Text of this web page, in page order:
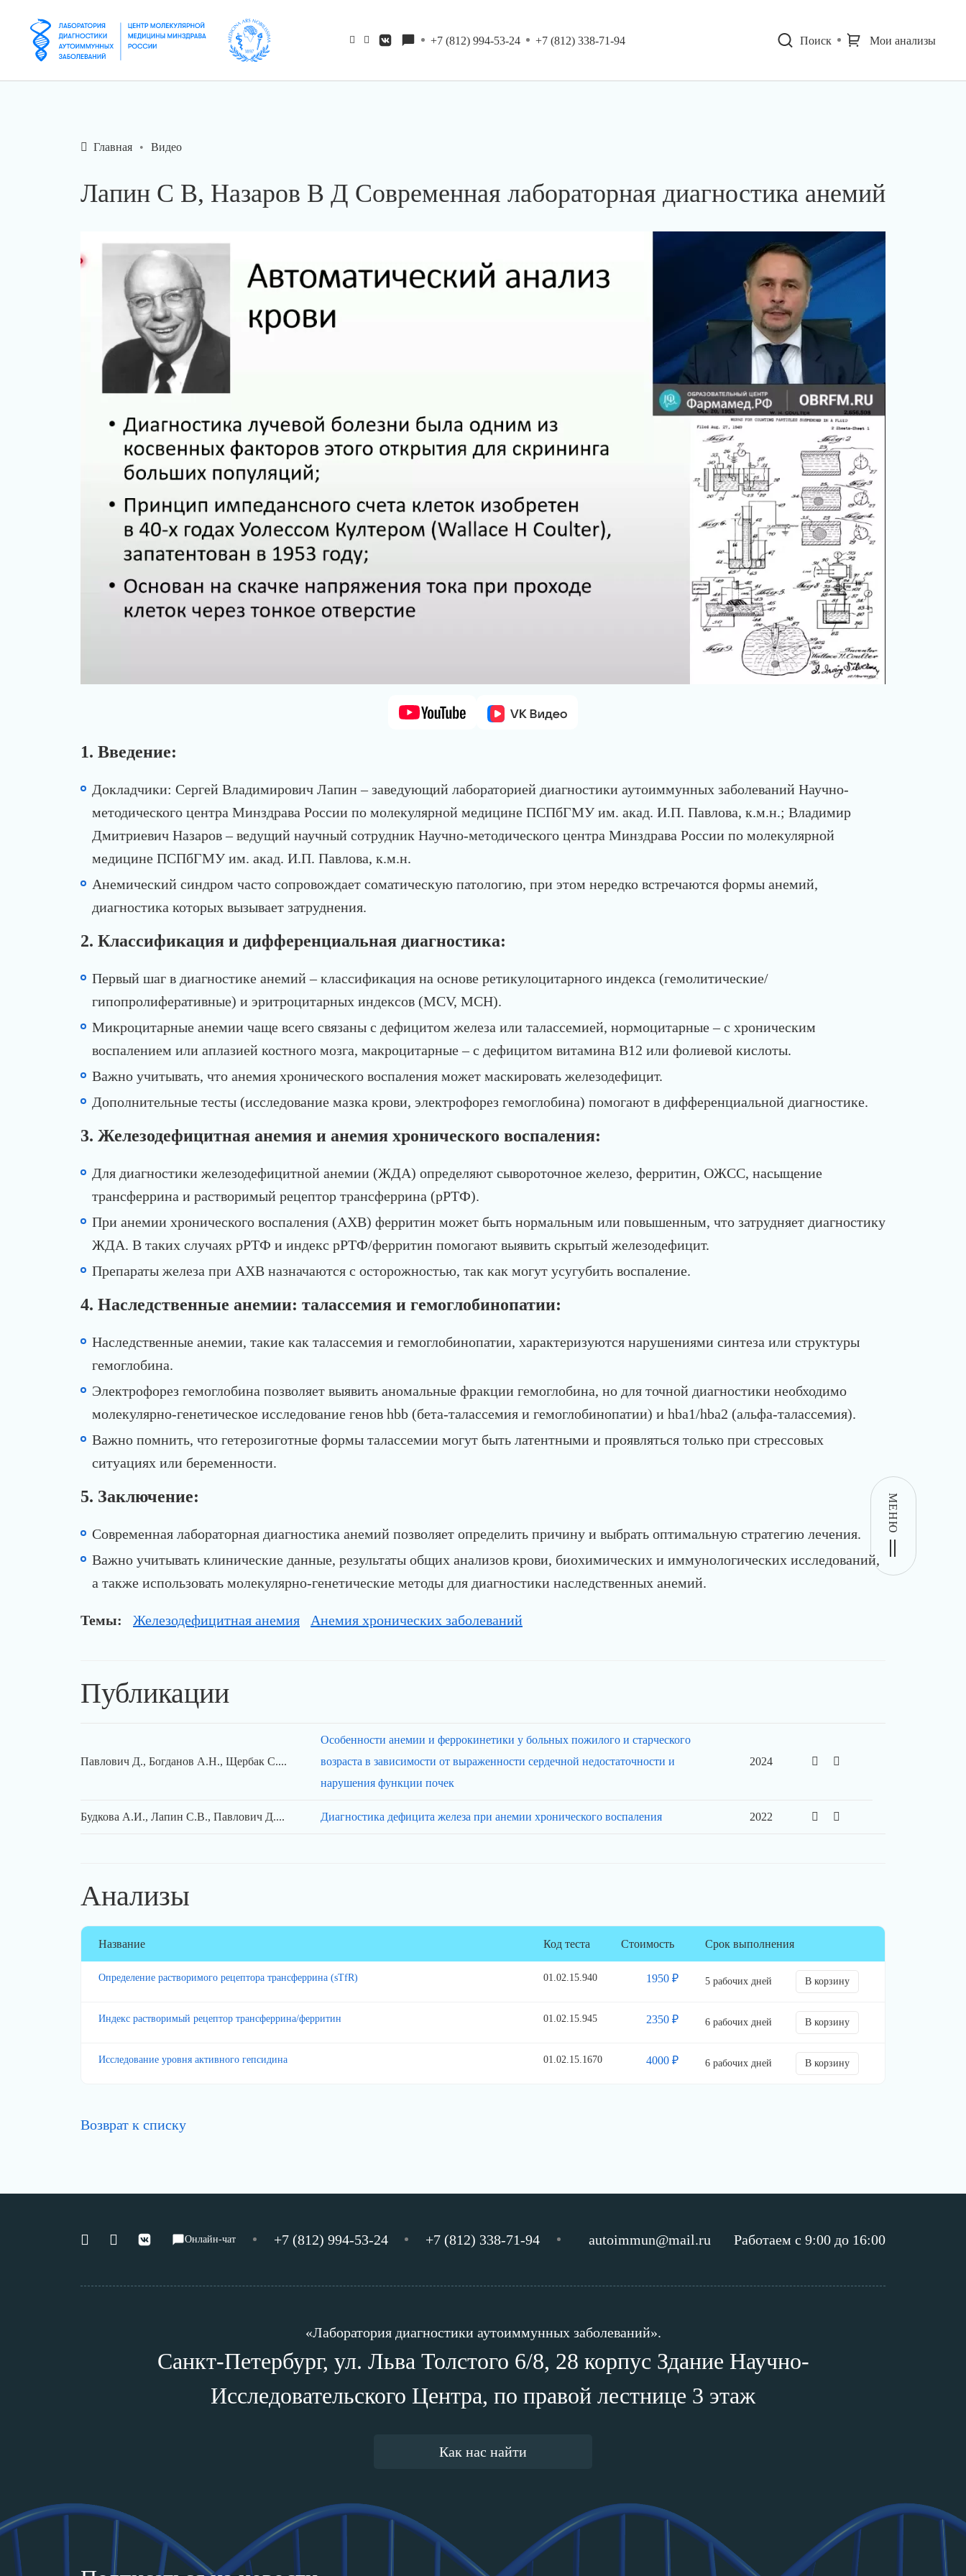
+7 (812) 994-53-24 +7 (812) 338-71-94 Поиск Мои анализы
Главная Видео
Лапин С В, Назаров В Д Современная лабораторная диагностика анемий
1. Введение:
Докладчики: Сергей Владимирович Лапин – заведующий лабораторией диагностики аутоиммунных заболеваний Научно-
методического центра Минздрава России по молекулярной медицине ПСПбГМУ им. акад. И.П. Павлова, к.м.н.; Владимир
Дмитриевич Назаров – ведущий научный сотрудник Научно-методического центра Минздрава России по молекулярной
медицине ПСПбГМУ им. акад. И.П. Павлова, к.м.н.
Анемический синдром часто сопровождает соматическую патологию, при этом нередко встречаются формы анемий,
диагностика которых вызывает затруднения.
2. Классификация и дифференциальная диагностика:
Первый шаг в диагностике анемий – классификация на основе ретикулоцитарного индекса (гемолитические/
гипопролиферативные) и эритроцитарных индексов (MCV, MCH).
Микроцитарные анемии чаще всего связаны с дефицитом железа или талассемией, нормоцитарные – с хроническим
воспалением или аплазией костного мозга, макроцитарные – с дефицитом витамина B12 или фолиевой кислоты.
Важно учитывать, что анемия хронического воспаления может маскировать железодефицит.
Дополнительные тесты (исследование мазка крови, электрофорез гемоглобина) помогают в дифференциальной диагностике.
3. Железодефицитная анемия и анемия хронического воспаления:
Для диагностики железодефицитной анемии (ЖДА) определяют сывороточное железо, ферритин, ОЖСС, насыщение
трансферрина и растворимый рецептор трансферрина (рРТФ).
При анемии хронического воспаления (АХВ) ферритин может быть нормальным или повышенным, что затрудняет диагностику
ЖДА. В таких случаях рРТФ и индекс рРТФ/ферритин помогают выявить скрытый железодефицит.
Препараты железа при АХВ назначаются с осторожностью, так как могут усугубить воспаление.
4. Наследственные анемии: талассемия и гемоглобинопатии:
Наследственные анемии, такие как талассемия и гемоглобинопатии, характеризуются нарушениями синтеза или структуры
гемоглобина.
Электрофорез гемоглобина позволяет выявить аномальные фракции гемоглобина, но для точной диагностики необходимо
молекулярно-генетическое исследование генов hbb (бета-талассемия и гемоглобинопатии) и hba1/hba2 (альфа-талассемия).
Важно помнить, что гетерозиготные формы талассемии могут быть латентными и проявляться только при стрессовых
ситуациях или беременности.
5. Заключение:
Современная лабораторная диагностика анемий позволяет определить причину и выбрать оптимальную стратегию лечения.
Важно учитывать клинические данные, результаты общих анализов крови, биохимических и иммунологических исследований,
а также использовать молекулярно-генетические методы для диагностики наследственных анемий.
Темы: Железодефицитная анемия Анемия хронических заболеваний
Публикации
Павлович Д., Богданов А.Н., Щербак С....
Особенности анемии и феррокинетики у больных пожилого и старческого
возраста в зависимости от выраженности сердечной недостаточности и
нарушения функции почек
2024
Будкова А.И., Лапин С.В., Павлович Д.... Диагностика дефицита железа при анемии хронического воспаления 2022
Анализы
Название
Определение растворимого рецептора трансферрина (sTfR)
Код теста
01.02.15.940
Стоимость
1950 ₽
Срок выполнения
5 рабочих дней В корзину
Индекс растворимый рецептор трансферрина/ферритин 01.02.15.945 2350 ₽ 6 рабочих дней В корзину
Исследование уровня активного гепсидина 01.02.15.1670 4000 ₽ 6 рабочих дней В корзину
Возврат к списку
Онлайн-чат +7 (812) 994-53-24 +7 (812) 338-71-94 autoimmun@mail.ru Работаем с 9:00 до 16:00
«Лаборатория диагностики аутоиммунных заболеваний».
Санкт-Петербург, ул. Льва Толстого 6/8, 28 корпус Здание Научно-
Исследовательского Центра, по правой лестнице 3 этаж
Как нас найти
МЕНЮ